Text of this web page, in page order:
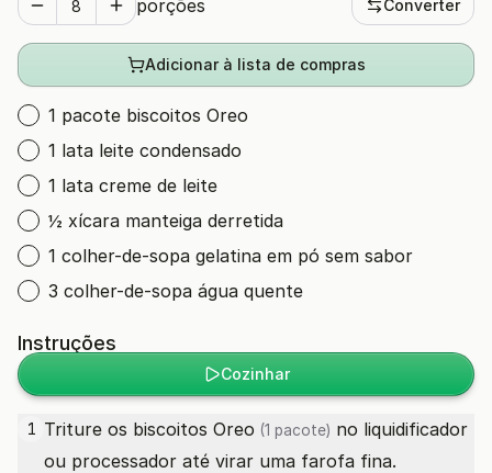
porções Converter
Adicionar à lista de compras
1 pacote biscoitos Oreo
1 lata leite condensado
1 lata creme de leite
½ xícara manteiga derretida
1 colher-de-sopa gelatina em pó sem sabor
3 colher-de-sopa água quente
Instruções
Cozinhar
1 Triture os biscoitos Oreo (1 pacote) no liquidificador
ou processador até virar uma farofa fina.